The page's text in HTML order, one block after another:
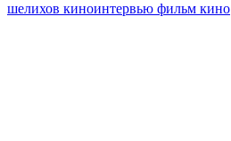
шелихов киноинтервью фильм кино